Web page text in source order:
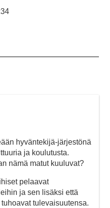
hyväntekijä-järjestönä
ja koulutusta.
nämä matut kuuluvat?
pelaavat
ja sen lisäksi että
tulevaisuutensa.